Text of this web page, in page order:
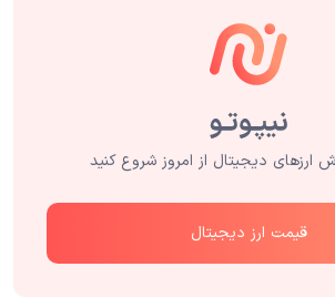
ارزهای دیجیتال از امروز شروع کنید
قیمت ارز دیجیتال